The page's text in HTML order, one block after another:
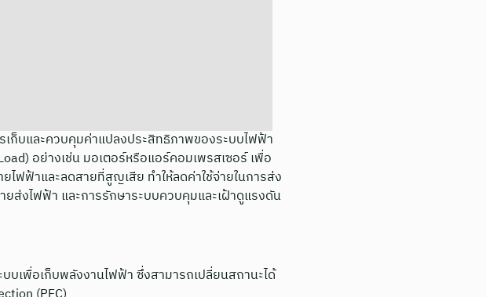
ก็บและควบคุมค่าแปลงประสิทธิภาพของระบบไฟฟ้า
อย่างเช่น มอเตอร์หรือแอร์คอมเพรสเซอร์ เพื่อ
ฟฟ้าและลดสายที่สูญเสีย ทำให้ลดค่าใช้จ่ายในการส่ง
ส่งไฟฟ้า และการรักษาระบบควบคุมและเฝ้าดูแรงดัน
เพื่อเก็บพลังงานไฟฟ้า ซึ่งสามารถเปลี่ยนสถานะได้